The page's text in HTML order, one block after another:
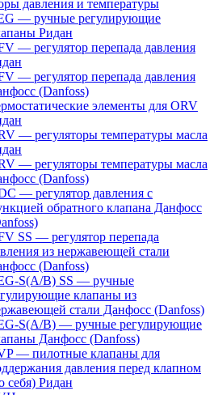
давления и температуры
— ручные регулирующие
Ридан
— регулятор перепада давления
— регулятор перепада давления
(Danfoss)
элементы для ORV
— регуляторы температуры масла
— регуляторы температуры масла
(Danfoss)
— регулятор давления с
обратного клапана Данфосс
SS — регулятор перепада
из нержавеющей стали
(Danfoss)
S(A/B) SS — ручные
клапаны из
стали Данфосс (Danfoss)
S(A/B) — ручные регулирующие
Данфосс (Danfoss)
— пилотные клапаны для
давления перед клапном
себя) Ридан